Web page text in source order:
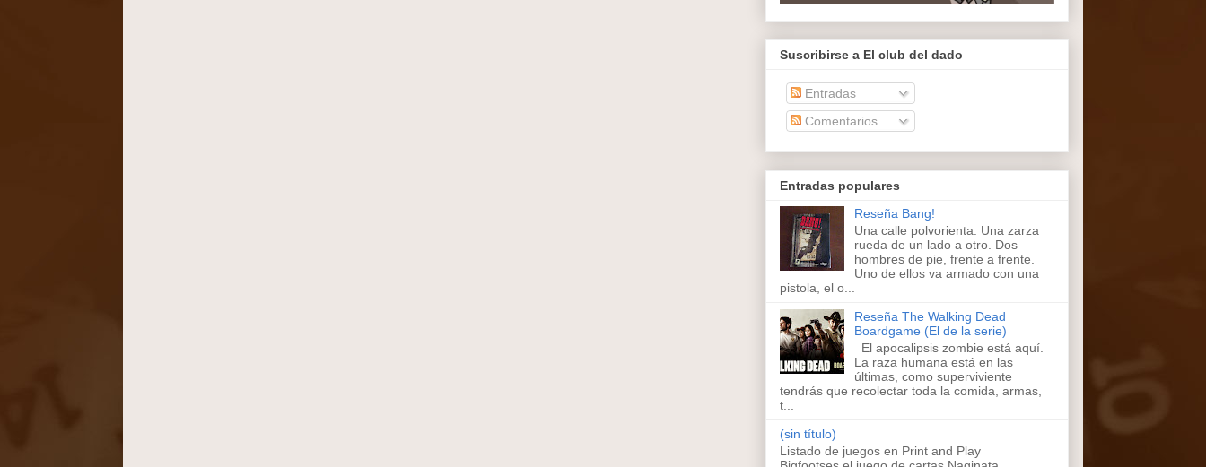
Suscribirse a El club del dado
Entradas
Comentarios
Entradas populares
Reseña Bang!
Una calle polvorienta. Una zarza
rueda de un lado a otro. Dos
hombres de pie, frente a frente.
Uno de ellos va armado con una
pistola, el o...
Reseña The Walking Dead
Boardgame (El de la serie)
El apocalipsis zombie está aquí.
La raza humana está en las
últimas, como superviviente
tendrás que recolectar toda la comida, armas,
t...
(sin título)
Listado de juegos en Print and Play